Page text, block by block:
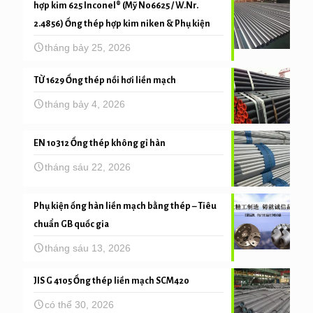
hợp kim 625 Inconel® (Mỹ N06625 / W.Nr.
2.4856) Ống thép hợp kim niken & Phụ kiện
tháng bảy 25, 2026
TỪ 1629 Ống thép nồi hơi liền mạch
tháng bảy 4, 2026
EN 10312 Ống thép không gỉ hàn
tháng sáu 22, 2026
Phụ kiện ống hàn liền mạch bằng thép – Tiêu
chuẩn GB quốc gia
tháng sáu 13, 2026
JIS G 4105 Ống thép liền mạch SCM420
có thể 30, 2026